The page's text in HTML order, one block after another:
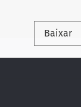
Baixar